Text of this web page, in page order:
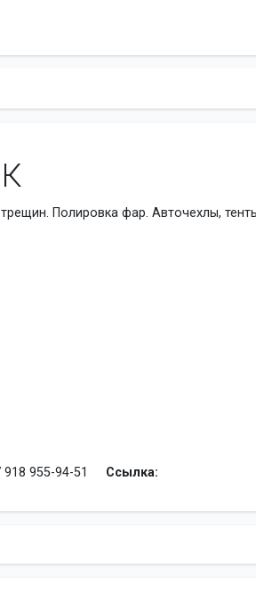
Полировка фар. Авточехлы,
918 955-94-51
Ссылка: